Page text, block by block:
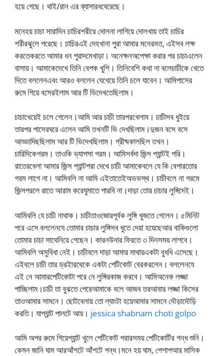
হয়ে গেছে। থাই/রান এর ব্যাসারধবেরেছে।
মনেহয় চাচা সারাদিন চাচিরশরীরে দোলনা লাগিয়ে দোলখায় তাই চাচির
শরীরঝুলে পরেছে। চাচিরএই দেহখানা পুরা আমার মনেরমত, এইসব লক্ষ
করতেকরতে আমার ধন পুরাদমেখাড়া। অনেক্ষনঅপেক্ষা করার পর চাচাএলেন
বাসায়। আমাকেদেখে তিনি বেপক খুশি। তিনিবেশি কথা না বলেচাচীকে খেতে
দিতে বললেনএবং আরও বললেন যেখেয়ে তিনি চলে যাবেন। আমিপাসের
রুমে গিয়ে বসেরইলাম আর টি ভিদেখতেছিলাম।
চাচাখেয়েই চলে গেলেন।আমি আর চাচী তারপরখেলাম। চাচীসব ধুইয়ে
তারপর পাসেরঘরে এলেন আমি তখনটি ভি দেখছিলাম।দুজন বসে বসে
আড্ডাদিছছিলাম আর টি ভিদেখছিলাম। গ্রীষ্মকালছিল তখন।
চারিদিকেগরম। তাওকি ভ্যাপসা গরম। আমিসর্বদা জিন্স প্যান্টই পরি।
রাতেরবেলা আমার জিন্স প্যান্টপরা দেখে চাচী আমাকেবলে যে কি বেপারতোর
গরম লাগে না। আমিবলি না আমি এইতাতেইঅভভস্থ। চাচীবলে না গরমে
জিন্সপরলে রাতে আরাম করেঘুমাতে পারবি না।দাড়া তোর চাচার লুঙ্গিদেই।
আমিবলি যে চাচী নাথাক। চাচীতাওজোরপূর্বক লুঙ্গি খুজতে গেলেন। ৫মিনিট
পরে এসে বললেনযে তোমার চাচার লুঙ্গিসব ধুতে দেয়া হয়েছেআর বাকিগুলো
তোমার চাচা সাথেনিয়ে গেছেন। কারনউনার ফিরতে ৩ দিনসময় লাগবে।
আমিবলি অসুবিধা নেই। চাচীবলে দাড়া আমার মাথায়একটা বুধধি এসেছে।
এইবলে চাচী তার ড্রইারথেকে একটা পেটিকোট বেরকরলেন। বললেনযে
এই নে আমারপেটিকোটা পরে নে লুঙ্গিরকাজ করবে। আমিঅনেক লজ্জা
পাচ্ছিলাম।চাচী তা বুঝতে পেরেআমাকে বলে আজব তরআবার লজ্জা কিসের
তাওআমার সামনে। ছোটবেলায় তো ল্যাংটা হয়েআমার সামনে দৌড়াদৌড়ি
করতি। যাপ্যান্ট পালটে আয়। jessica shabnam choti golpo
আমি অপর রুমে গিয়েপ্যান্ট খুলে পেটিকোট পরারসময় পেটিকোটির গন্ধ শুনি।
কেমন জানি ঘাম আরআঁশটে আঁশটে গন্ধ।মনে হয় ঘাম, পেশাপআর মাসিক